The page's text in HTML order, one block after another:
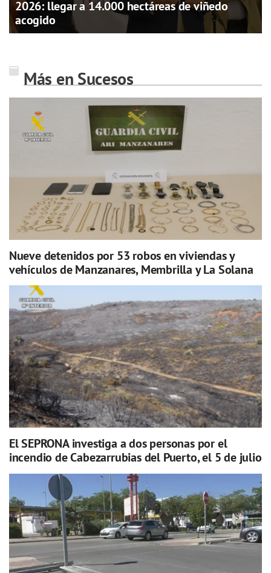
2026: llegar a 14.000 hectáreas de viñedo
acogido
Más en Sucesos
Nueve detenidos por 53 robos en viviendas y
vehículos de Manzanares, Membrilla y La Solana
El SEPRONA investiga a dos personas por el
incendio de Cabezarrubias del Puerto, el 5 de julio